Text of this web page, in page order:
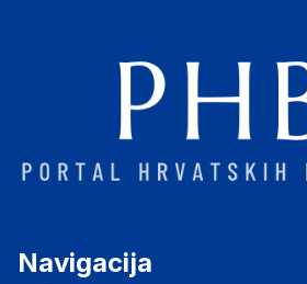
Navigacija